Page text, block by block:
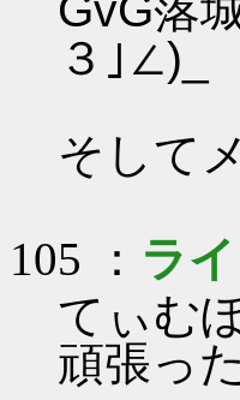
GvG落
３｣∠)_
そして
105 ： ラ
てぃむ
頑張っ